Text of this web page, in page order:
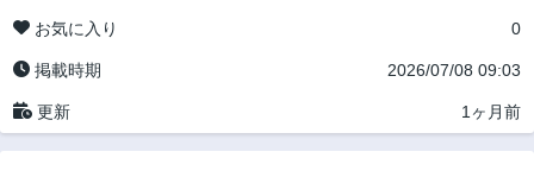
お気に入り 0
掲載時期 2026/07/08 09:03
更新 1ヶ月前